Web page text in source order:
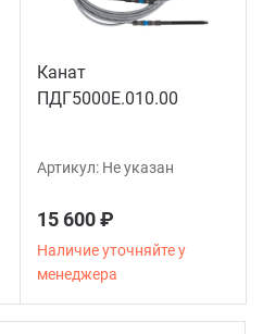
Канат
ПДГ5000Е.010.00
Артикул: Не указан
15 600 ₽
Наличие уточняйте у
менеджера